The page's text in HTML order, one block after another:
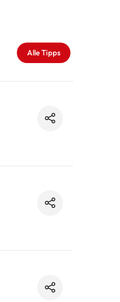
Alle Tipps